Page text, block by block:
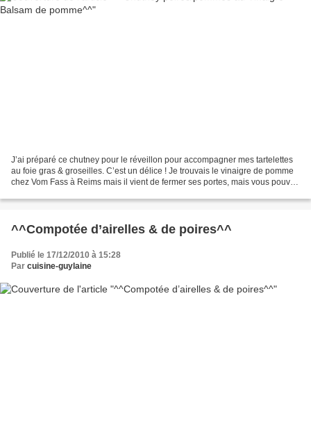
J’ai préparé ce chutney pour le réveillon pour accompagner mes tartelettes
au foie gras & groseilles. C’est un délice ! Je trouvais le vinaigre de pomme
chez Vom Fass à Reims mais il vient de fermer ses portes, mais vous pouvez
^^Compotée d’airelles & de poires^^
Publié le 17/12/2010 à 15:28
Par cuisine-guylaine